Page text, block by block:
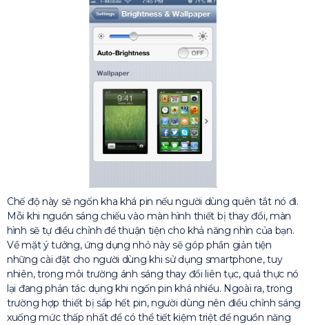
Chế độ này sẽ ngốn kha khá pin nếu người dùng quên tắt nó đi.
Mỗi khi nguồn sáng chiếu vào màn hình thiết bị thay đổi, màn
hình sẽ tự điều chỉnh để thuận tiện cho khả năng nhìn của bạn.
Về mặt ý tưởng, ứng dụng nhỏ này sẽ góp phần giản tiện
những cài đặt cho người dùng khi sử dụng smartphone, tuy
nhiên, trong môi trường ánh sáng thay đổi liên tục, quả thực nó
lại đang phản tác dụng khi ngốn pin khá nhiều. Ngoài ra, trong
trường hợp thiết bị sắp hết pin, người dùng nên điều chỉnh sáng
xuống mức thấp nhất để có thể tiết kiệm triệt để nguồn năng